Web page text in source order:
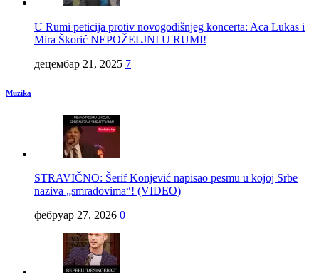
U Rumi peticija protiv novogodišnjeg koncerta: Aca Lukas i
Mira Škorić NEPOŽELJNI U RUMI!
децембар 21, 2025 7
Muzika
STRAVIČNO: Šerif Konjević napisao pesmu u kojoj Srbe
naziva „smradovima“! (VIDEO)
фебруар 27, 2026 0